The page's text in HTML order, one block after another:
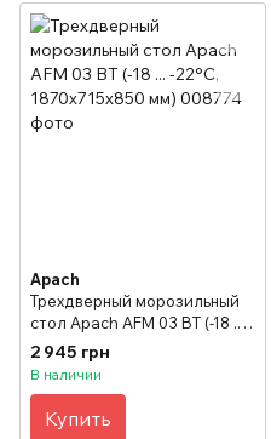
Apach
Трехдверный морозильный
стол Apach AFM 03 BT (-18 ...
-22°C, 1870х715х850 мм)
2 945 грн
В наличии
Купить